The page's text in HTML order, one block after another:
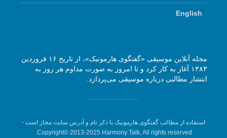
English
مجله آنلاین موسیقی «گفتگوی هارمونیک»، از تاریخ ۱۶ فروردین
۱۳۸۳ آغاز به کار کرد و تا امروز به صورت مداوم هر روز به
انتشار مطالبی درباره موسیقی می‌پردازد.
استفاده از مطالب گفتگوی هارمونیک با ذکر نام و آدرس سایت مجاز است -
Copyright© 2013-2025 Harmony Talk, All rights reserved.